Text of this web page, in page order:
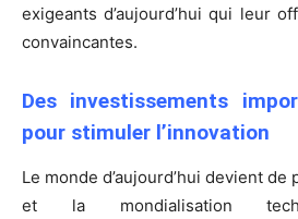
exigeants d’aujourd’hui qui leur
convaincantes.
Des investissements
pour stimuler l’innovation
Le monde d’aujourd’hui devient
et la mondialisation